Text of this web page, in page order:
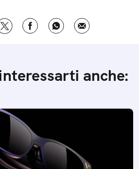
anche: